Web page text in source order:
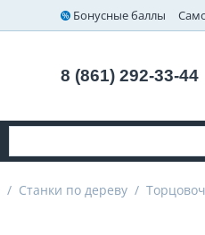
Бонусные баллы
8 (861) 292-33-44
/ Станки по дереву /